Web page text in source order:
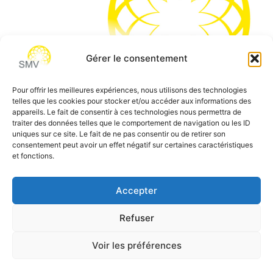
Gérer le consentement
Pour offrir les meilleures expériences, nous utilisons des technologies
telles que les cookies pour stocker et/ou accéder aux informations des
appareils. Le fait de consentir à ces technologies nous permettra de
traiter des données telles que le comportement de navigation ou les ID
uniques sur ce site. Le fait de ne pas consentir ou de retirer son
consentement peut avoir un effet négatif sur certaines caractéristiques
et fonctions.
Accepter
Refuser
Voir les préférences
SMV permet de vous aider à gagner du temps et vous
permettre de vous concentrer sur l’essentiel de votre
métier
Téléphone:0 805 69 64 75 / 02 37 34 04 04
contact@smvformation.fr
Création & Hébergement Web Cloud par